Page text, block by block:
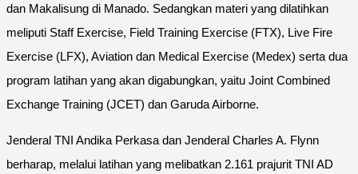
dan Makalisung di Manado. Sedangkan materi yang dilatihkan
meliputi Staff Exercise, Field Training Exercise (FTX), Live Fire
Exercise (LFX), Aviation dan Medical Exercise (Medex) serta dua
program latihan yang akan digabungkan, yaitu Joint Combined
Exchange Training (JCET) dan Garuda Airborne.
Jenderal TNI Andika Perkasa dan Jenderal Charles A. Flynn
berharap, melalui latihan yang melibatkan 2.161 prajurit TNI AD